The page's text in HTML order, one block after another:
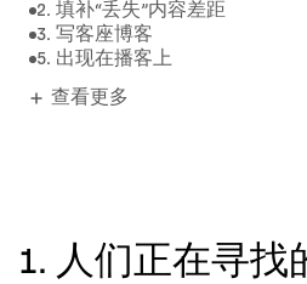
2. 填补“丢失”内容差距
3. 写客座博客
5. 出现在播客上
查看更多
1. 人们正在寻找